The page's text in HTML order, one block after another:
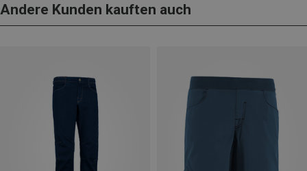
Andere Kunden kauften auch